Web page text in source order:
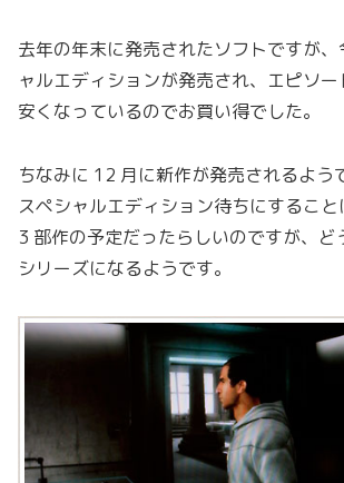
去年の年末に発売されたソフトですが
ャルエディションが発売され、エピソ
安くなっているのでお買い得でした。
ちなみに 12 月に新作が発売されるよう
スペシャルエディション待ちにするこ
3 部作の予定だったらしいのですが、ど
シリーズになるようです。